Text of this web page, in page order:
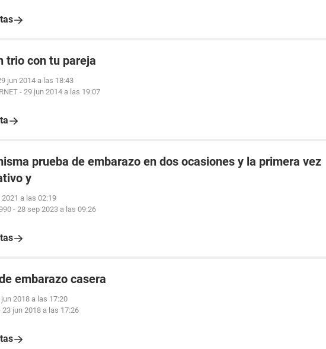
trio con tu pareja
jun 2014 a las 18:43
- 29 jun 2014 a las 19:07
prueba de embarazo en dos ocasiones y la primera vez
y
2021 a las 02:19
- 28 sep 2023 a las 09:26
embarazo casera
2018 a las 17:20
23 jun 2018 a las 17:26